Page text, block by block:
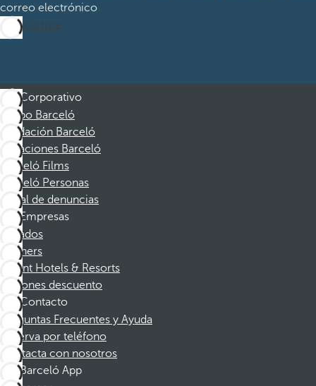
correo electrónico
Suscribirme
Corporativo
Grupo Barceló
Fundación Barceló
Vacaciones Barceló
Barceló Films
Barceló Personas
Canal de denuncias
Empresas
Afiliados
Partners
Dorint Hotels & Resorts
Cupones descuento
Contacto
Preguntas Frecuentes y Ayuda
Reserva por teléfono
Contacta con nosotros
Barceló App